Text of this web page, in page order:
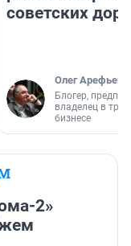
советских
Олег Арефьев
Блогер,
владелец в
бизнесе
2»